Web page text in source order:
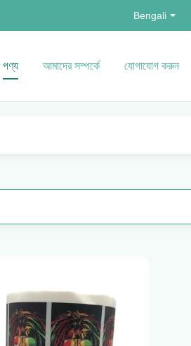
Bengali
পণ্য আমাদের সম্পর্কে যোগাযোগ করুন